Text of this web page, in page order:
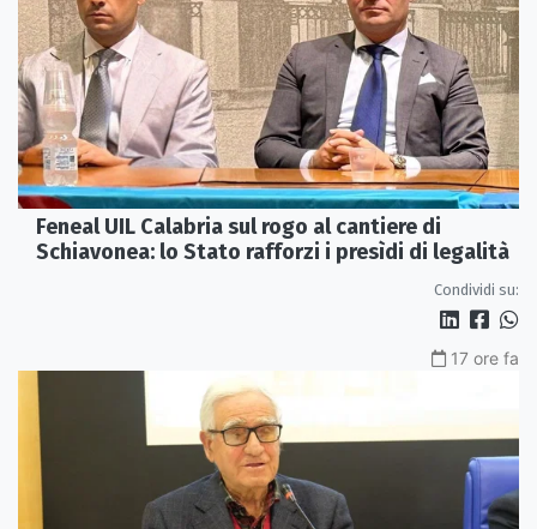
Feneal UIL Calabria sul rogo al cantiere di
Schiavonea: lo Stato rafforzi i presìdi di legalità
Condividi su:
17 ore fa